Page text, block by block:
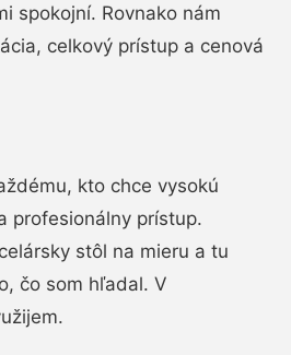
spokojní. Rovnako nám
celkový prístup a cenová
kto chce vysokú
profesionálny prístup.
stôl na mieru a tu
čo som hľadal. V